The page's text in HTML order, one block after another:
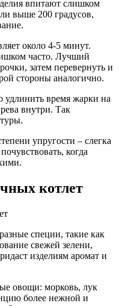
впитают слишком
выше 200 градусов,
около 4-5 минут.
часто. Лучший
затем перевернуть и
стороны аналогично.
время жарки на
внутри. Так
упругости – слегка
когда
котлет
специи, такие как
свежей зелени,
изделиям аромат и
овощи: морковь, лук
более нежной и